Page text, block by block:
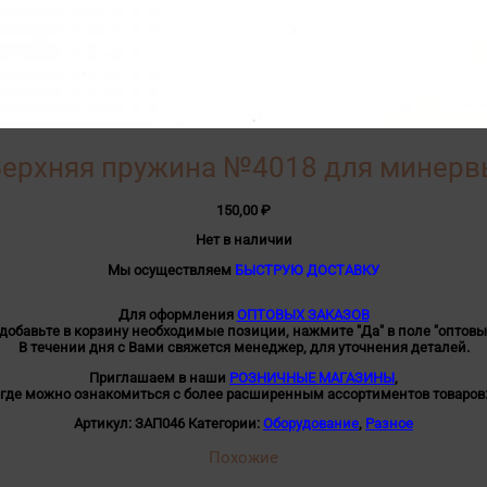
пружина №4018 для
150,00 ₽
Нет в наличии
Мы осуществляем БЫСТРУЮ ДОСТАВКУ
Для оформления ОПТОВЫХ ЗАКАЗОВ
в корзину необходимые позиции, нажмите "Да" в поле
В течении дня с Вами свяжется менеджер, для уточнения деталей.
Приглашаем в наши РОЗНИЧНЫЕ МАГАЗИНЫ,
где можно ознакомиться с более расширенным ассортиментов товаров:
Артикул: ЗАП046 Категории: Оборудование, Разное
Похожие